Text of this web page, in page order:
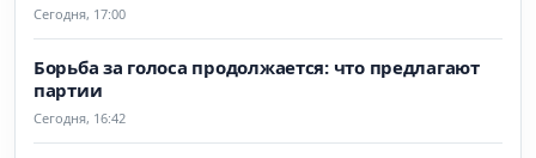
Сегодня, 17:00
Борьба за голоса продолжается: что предлагают
партии
Сегодня, 16:42